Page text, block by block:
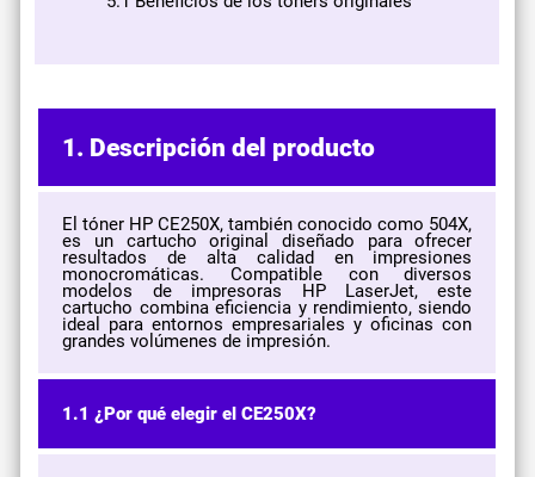
1. Descripción del producto
El tóner HP CE250X, también conocido como 504X,
es un cartucho original diseñado para ofrecer
resultados de alta calidad en impresiones
monocromáticas. Compatible con diversos
modelos de impresoras HP LaserJet, este
cartucho combina eficiencia y rendimiento, siendo
ideal para entornos empresariales y oficinas con
grandes volúmenes de impresión.
1.1 ¿Por qué elegir el CE250X?